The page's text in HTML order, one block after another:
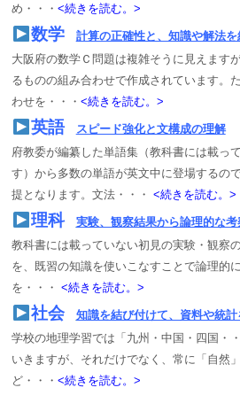
合格実績
ジュニア道場
め・・・<続きを読む。>
数学
計算の正確性と、知識や解法
大阪府の数学Ｃ問題は複雑そうに見えます
るものの組み合わせで作成されています。
わせを・・・<続きを読む。>
英語
スピード強化と文構成の理解
府教委が編纂した単語集（教科書には載っ
す）から多数の単語が英文中に登場するの
提となります。文法・・・<続きを読む。>
理科
実験、観察結果から論理的な考
教科書には載っていない初見の実験・観察
を、既習の知識を使いこなすことで論理的
を・・・<続きを読む。>
社会
知識を結び付けて、資料や統計
学校の地理学習では「九州・中国・四国・
いきますが、それだけでなく、常に「自然
ど・・・<続きを読む。>